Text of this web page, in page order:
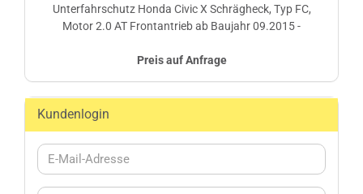
Unterfahrschutz Honda Civic X Schrägheck, Typ FC,
Motor 2.0 AT Frontantrieb ab Baujahr 09.2015 -
Preis auf Anfrage
Kundenlogin
E-
Mail-